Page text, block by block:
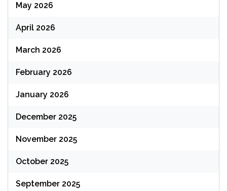
May 2026
April 2026
March 2026
February 2026
January 2026
December 2025
November 2025
October 2025
September 2025